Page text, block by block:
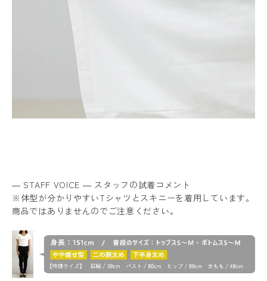
― STAFF VOICE ― スタッフの試着コメント
※体型が分かりやすいTシャツとスキニーを着用しています。
商品ではありませんのでご注意ください。